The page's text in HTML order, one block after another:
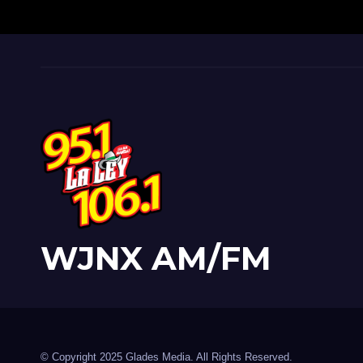
WJNX AM/FM
© Copyright 2025 Glades Media. All Rights Reserved.